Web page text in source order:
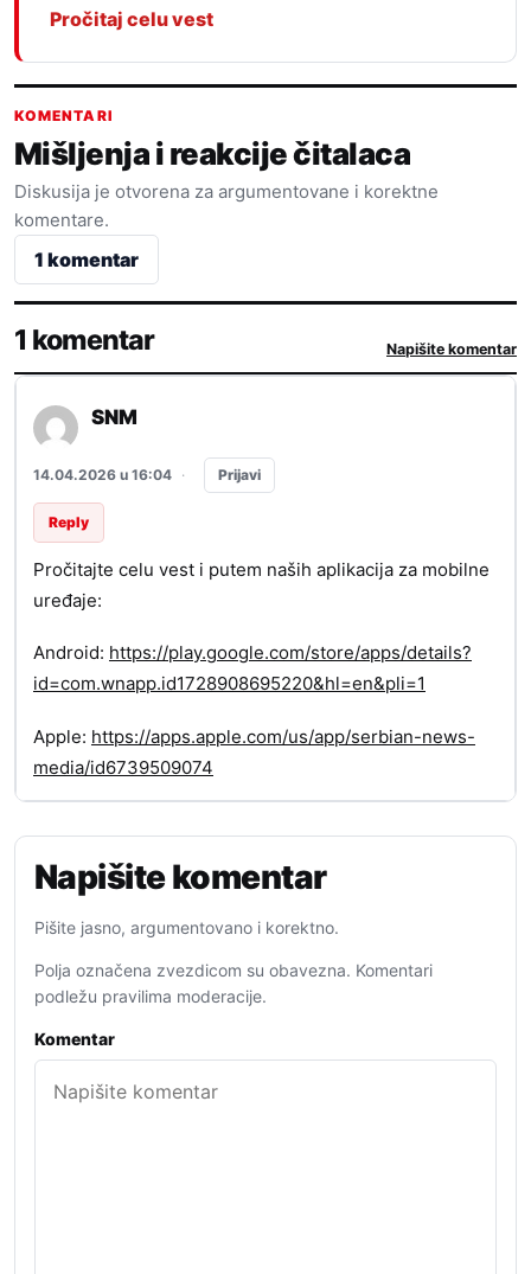
Pročitaj celu vest
KOMENTARI
Mišljenja i reakcije čitalaca
Diskusija je otvorena za argumentovane i korektne
komentare.
1 komentar
1 komentar Napišite komentar
SNM
14.04.2026 u 16:04 · Prijavi
Reply
Pročitajte celu vest i putem naših aplikacija za mobilne
uređaje:
Android: https://play.google.com/store/apps/details?
id=com.wnapp.id1728908695220&hl=en&pli=1
Apple: https://apps.apple.com/us/app/serbian-news-
media/id6739509074
Napišite komentar
Pišite jasno, argumentovano i korektno.
Polja označena zvezdicom su obavezna. Komentari
podležu pravilima moderacije.
Komentar